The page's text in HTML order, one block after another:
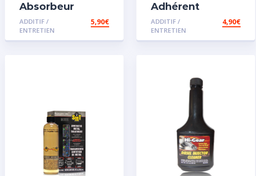
Absorbeur
disperssant
d’eau pour
carburant
ADDITIF /
ENTRETIEN
5,90€
Adhérent
courroie
ADDITIF /
ENTRETIEN
4,90€